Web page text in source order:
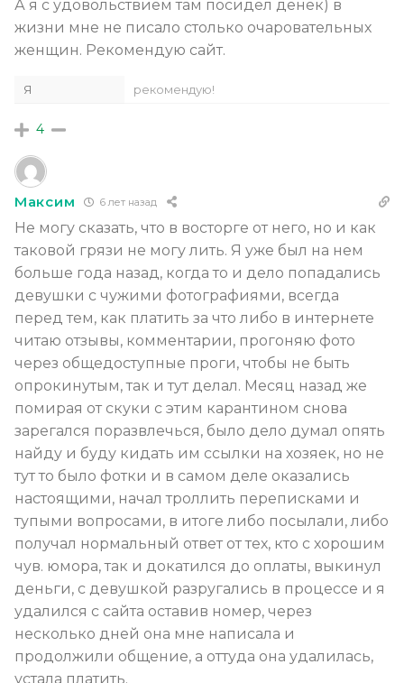
А я с удовольствием там посидел денек) в
жизни мне не писало столько очаровательных
женщин. Рекомендую сайт.
Я рекомендую!
4
Максим 6 лет назад
Не могу сказать, что в восторге от него, но и как
таковой грязи не могу лить. Я уже был на нем
больше года назад, когда то и дело попадались
девушки с чужими фотографиями, всегда
перед тем, как платить за что либо в интернете
читаю отзывы, комментарии, прогоняю фото
через общедоступные проги, чтобы не быть
опрокинутым, так и тут делал. Месяц назад же
помирая от скуки с этим карантином снова
зарегался поразвлечься, было дело думал опять
найду и буду кидать им ссылки на хозяек, но не
тут то было фотки и в самом деле оказались
настоящими, начал троллить переписками и
тупыми вопросами, в итоге либо посылали, либо
получал нормальный ответ от тех, кто с хорошим
чув. юмора, так и докатился до оплаты, выкинул
деньги, с девушкой разругались в процессе и я
удалился с сайта оставив номер, через
несколько дней она мне написала и
продолжили общение, а оттуда она удалилась,
устала платить.